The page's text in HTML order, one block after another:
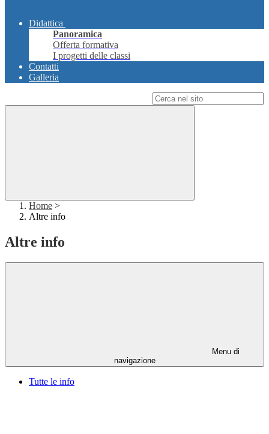
Didattica
Panoramica
Offerta formativa
I progetti delle classi
Contatti
Galleria
Home >
Altre info
Altre info
Menu di
navigazione
Tutte le info